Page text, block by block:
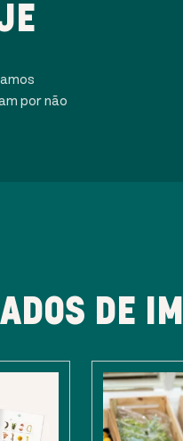
por não
DE